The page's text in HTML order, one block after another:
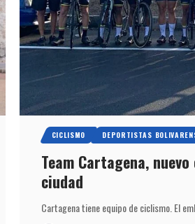
CICLISMO DEPORTISTAS
Team Cartagena,
ciudad
Cartagena tiene equipo de ciclismo. El